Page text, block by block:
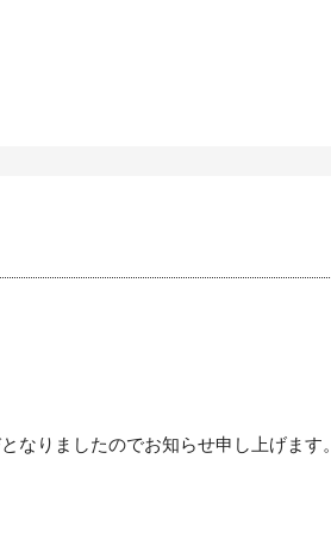
りましたのでお知らせ申し上げます。